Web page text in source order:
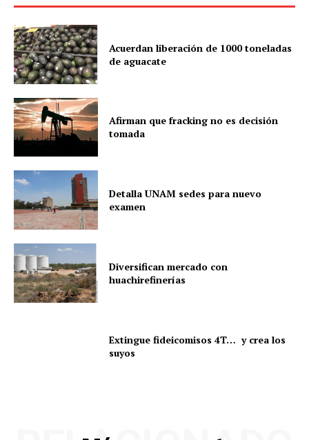
Acuerdan liberación de 1000 toneladas
de aguacate
Afirman que fracking no es decisión
tomada
Detalla UNAM sedes para nuevo
examen
Diversifican mercado con
huachirefinerías
Extingue fideicomisos 4T… y crea los
suyos